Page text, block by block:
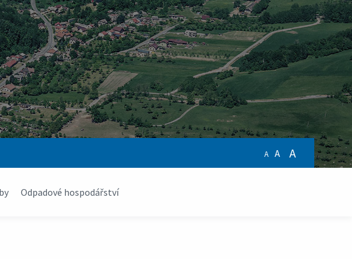
A A A
Odpadové hospodářství